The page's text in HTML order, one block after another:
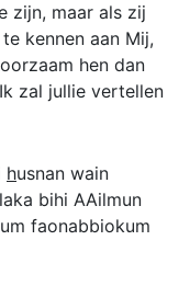
zijn, maar als zij
kennen aan Mij,
hen dan
zal jullie vertellen
husnan wain
bihi AAilmun
faonabbiokum